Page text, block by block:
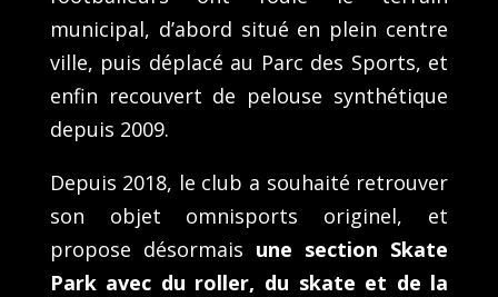
municipal, d’abord situé en plein centre
ville, puis déplacé au Parc des Sports, et
enfin recouvert de pelouse synthétique
depuis 2009.
Depuis 2018, le club a souhaité retrouver
son objet omnisports originel, et
propose désormais une section Skate
Park avec du roller, du skate et de la